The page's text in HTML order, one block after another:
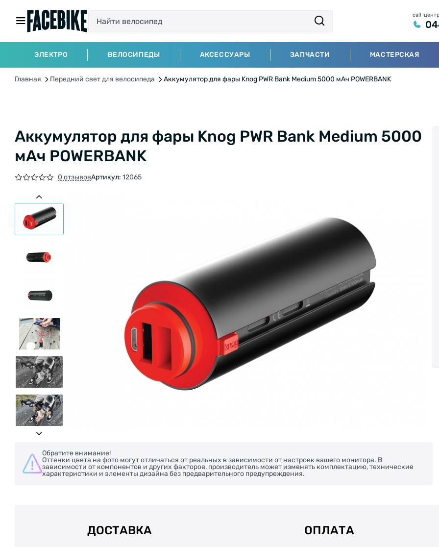
call-центр
ЭЛЕКТРО ВЕЛОСИПЕДЫ АКСЕССУАРЫ ЗАПЧАСТИ МАСТЕРСКАЯ
Главная Передний свет для велосипеда Аккумулятор для фары Knog PWR Bank Medium 5000 мАч POWERBANK
Аккумулятор для фары Knog PWR Bank Medium 5000
мАч POWERBANK
0 отзывовАртикул: 12065
Обратите внимание!
Оттенки цвета на фото могут отличаться от реальных в зависимости от настроек вашего монитора. В
зависимости от компонентов и других факторов, производитель может изменять комплектацию, технические
характеристики и элементы дизайна без предварительного предупреждения.
ДОСТАВКА ОПЛАТА